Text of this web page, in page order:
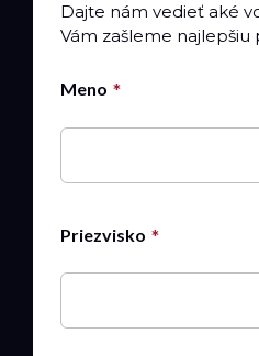
Dajte nám vedieť aké
Vám zašleme najlepšiu
Meno
Priezvisko